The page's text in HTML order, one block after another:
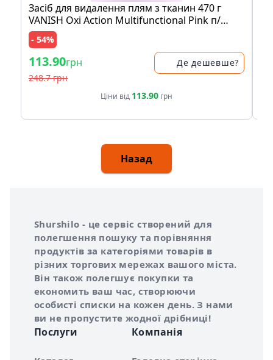
Засіб для видалення плям з тканин 470 г
VANISH Oxi Action Multifunctional Pink п/
банка
- 54%
113.90грн
248.7 грн
Де дешевше?
Ціни від 113.90 грн
Назад
Про сервіс Shurshilo
Shurshilo - це сервіс створений для
полегшення пошуку та порівняння
продуктів за категоріями товарів в
різних торгових мережах вашого міста.
Він також полегшує покупки та
економить ваш час, створюючи
особисті списки на кожен день. З нами
ви не пропустите жодної дрібниці!
Послуги Компанія